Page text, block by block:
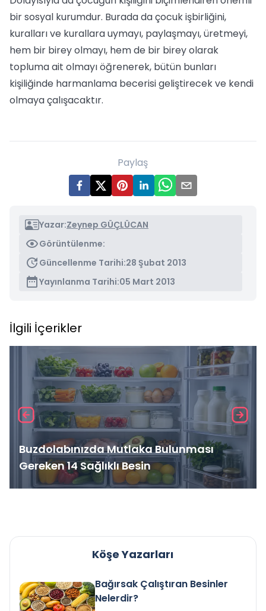
bir sosyal kurumdur. Burada da çocuk işbirliğini,
kuralları ve kurallara uymayı, paylaşmayı, üretmeyi,
hem bir birey olmayı, hem de bir birey olarak
topluma ait olmayı öğrenerek, bütün bunları
kişiliğinde harmanlama becerisi geliştirecek ve kendi
olmaya çalışacaktır.
Paylaş
Yazar:Zeynep GÜÇLÜCAN
Görüntülenme:
Güncellenme Tarihi:28 Şubat 2013
Yayınlanma Tarihi:05 Mart 2013
İlgili İçerikler
Buzdolabınızda Mutlaka Bulunması
Gereken 14 Sağlıklı Besin
Köşe Yazarları
Bağırsak Çalıştıran Besinler
Nelerdir?